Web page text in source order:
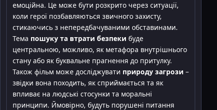
емоційна. Це може бути розкрито через ситуації,
коли герої позбавляються звичного захисту,
стикаючись з непередбачуваними обставинами.
Тема пошуку та втрати безпеки буде
центральною, можливо, як метафора внутрішнього
стану або як буквальне прагнення до притулку.
Також фільм може досліджувати природу загрози –
звідки вона походить, як сприймається та як
впливає на людські стосунки та моральні
принципи. Ймовірно, будуть порушені питання